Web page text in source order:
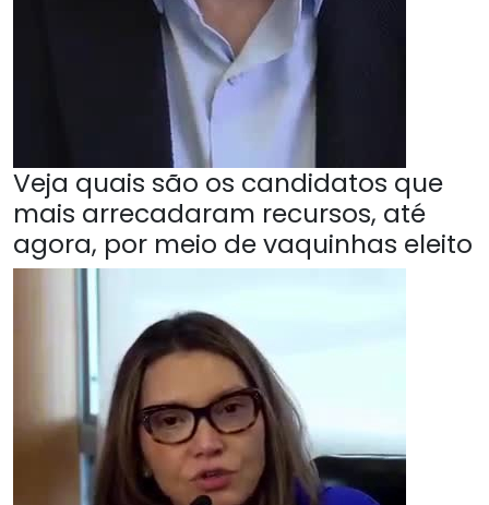
Veja quais são os candidatos que
mais arrecadaram recursos, até
agora, por meio de vaquinhas eleito